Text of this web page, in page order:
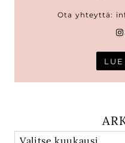
Ota yhteyttä: